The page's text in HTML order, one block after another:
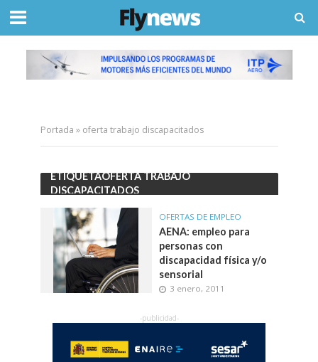
Portada » oferta trabajo discapacitados
ETIQUETAOFERTA TRABAJO
DISCAPACITADOS
OFERTAS DE EMPLEO
AENA: empleo para
personas con
discapacidad física y/o
sensorial
3 enero, 2011